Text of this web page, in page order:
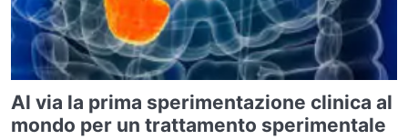
Al via la prima sperimentazione clinica al
mondo per un trattamento sperimentale